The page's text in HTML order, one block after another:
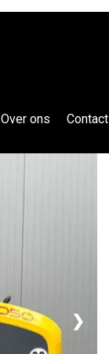
Over ons Contact
❯